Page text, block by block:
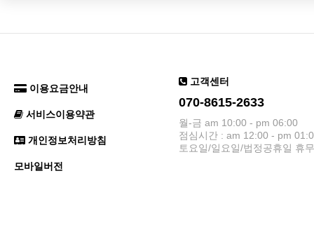
이용요금안내
서비스이용약관
개인정보처리방침
모바일버전
고객센터
070-8615-2633
월-금 am 10:00 - pm 06:00
점심시간 : am 12:00 - pm
토요일/일요일/법정공휴일 휴무